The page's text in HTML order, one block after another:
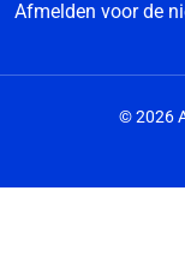
Afmelden voor de
© 2026